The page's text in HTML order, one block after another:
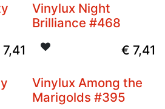
7,41 Niet op voorraad
Vinylux Night
Brilliance #468
€ 7,41
Vinylux Among the
Marigolds #395